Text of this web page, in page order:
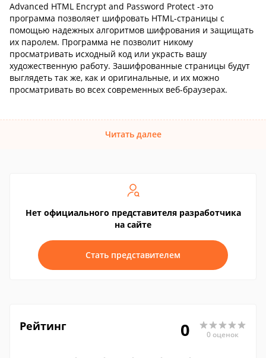
Advanced HTML Encrypt and Password Protect -это
программа позволяет шифровать HTML-страницы с
помощью надежных алгоритмов шифрования и защищать
их паролем. Программа не позволит никому
просматривать исходный код или украсть вашу
художественную работу. Зашифрованные страницы будут
выглядеть так же, как и оригинальные, и их можно
просматривать во всех современных веб-браузерах.
Читать далее
Нет официального представителя разработчика
на сайте
Стать представителем
Рейтинг 0 0 оценок